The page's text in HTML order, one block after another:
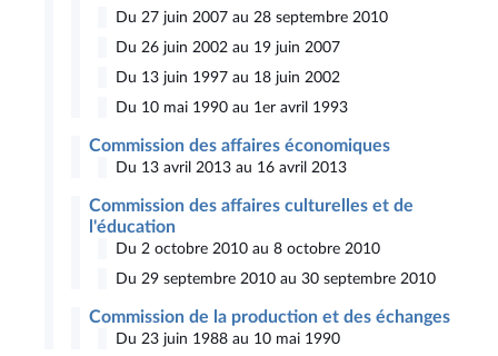
Du 27 juin 2007 au 28 septembre 2010
Du 26 juin 2002 au 19 juin 2007
Du 13 juin 1997 au 18 juin 2002
Du 10 mai 1990 au 1er avril 1993
Commission des affaires économiques
Du 13 avril 2013 au 16 avril 2013
Commission des affaires culturelles et de
l'éducation
Du 2 octobre 2010 au 8 octobre 2010
Du 29 septembre 2010 au 30 septembre 2010
Commission de la production et des échanges
Du 23 juin 1988 au 10 mai 1990